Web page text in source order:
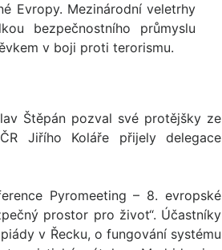
Evropy. Mezinárodní veletrhy
bezpečnostního průmyslu
v boji proti terorismu.
Štěpán pozval své protějšky ze
Jiřího Koláře přijely delegace
Pyromeeting – 8. evropské
prostor pro život“. Účastníky
v Řecku, o fungování systému